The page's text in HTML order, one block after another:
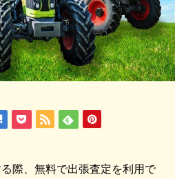
際、無料で出張査定を利用で